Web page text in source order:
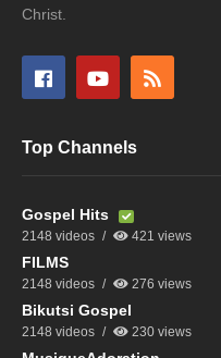
Christ.
Top Channels
Gospel Hits
2148 videos 421 views
FILMS
2148 videos 276 views
Bikutsi Gospel
2148 videos 230 views